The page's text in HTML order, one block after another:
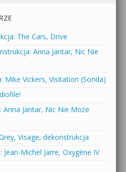
The Cars, Drive
Anna Jantar, Nic Nie
Mike Vickers, Visitation (Sonda)
Anna Jantar, Nic Nie Może
Visage, dekonstrukcja
Michel Jarre, Oxygène IV